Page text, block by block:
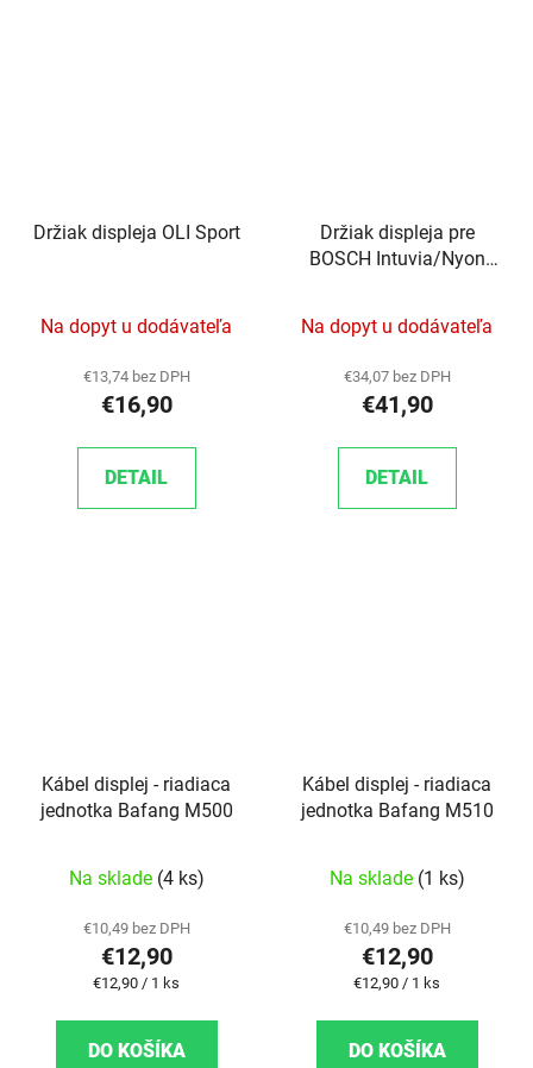
Držiak displeja OLI Sport
Na dopyt u dodávateľa
€13,74 bez DPH
€16,90
DETAIL
Držiak displeja pre
BOSCH Intuvia/Nyon
Na dopyt u dodávateľa
€34,07 bez DPH
€41,90
DETAIL
Kábel displej - riadiaca
jednotka Bafang M500
Na sklade (4 ks)
€10,49 bez DPH
€12,90
Jednotková cena:
€12,90 / 1 ks
DO KOŠÍKA
Kábel displej - riadiaca
jednotka Bafang M510
Na sklade (1 ks)
€10,49 bez DPH
€12,90
Jednotková cena:
€12,90 / 1 ks
DO KOŠÍKA